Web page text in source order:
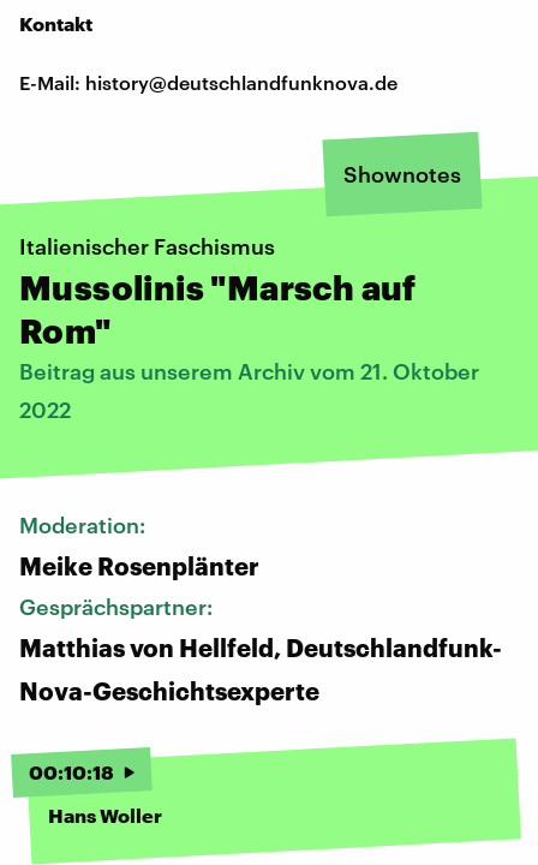
Kontakt
E-Mail: history@deutschlandfunknova.de
Shownotes
Italienischer Faschismus
Mussolinis "Marsch auf
Rom"
Beitrag aus unserem Archiv vom 21. Oktober
2022
Moderation:
Meike Rosenplänter
Gesprächspartner:
Matthias von Hellfeld, Deutschlandfunk-
Nova-Geschichtsexperte
00:10:18
Hans Woller